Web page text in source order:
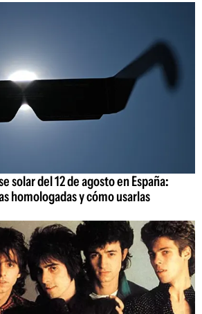
solar del 12 de agosto en España:
homologadas y cómo usarlas